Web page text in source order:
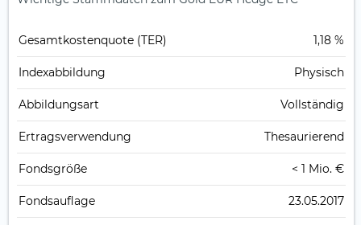
Gesamt­kosten­quote (TER) 1,18 %
Index­abbildung Physisch
Abbildungs­art Vollständig
Ertrags­verwendung Thesaurierend
Fonds­größe < 1 Mio. €
Fonds­auflage 23.05.2017